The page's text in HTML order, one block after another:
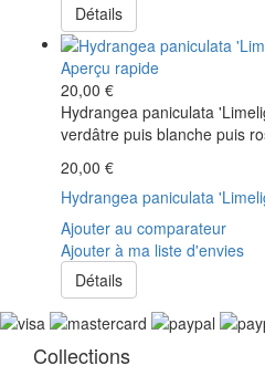
Détails
Aperçu rapide
20,00 €
Hydrangea paniculata
verdâtre puis blanche puis
20,00 €
Hydrangea paniculata
Ajouter au comparateur
Ajouter à ma liste d'envies
Détails
Collections